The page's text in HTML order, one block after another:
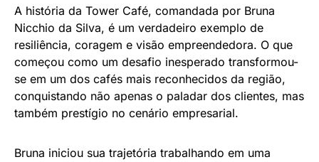
A história da Tower Café, comandada por Bruna
Nicchio da Silva, é um verdadeiro exemplo de
resiliência, coragem e visão empreendedora. O que
começou como um desafio inesperado transformou-
se em um dos cafés mais reconhecidos da região,
conquistando não apenas o paladar dos clientes, mas
também prestígio no cenário empresarial.
Bruna iniciou sua trajetória trabalhando em uma